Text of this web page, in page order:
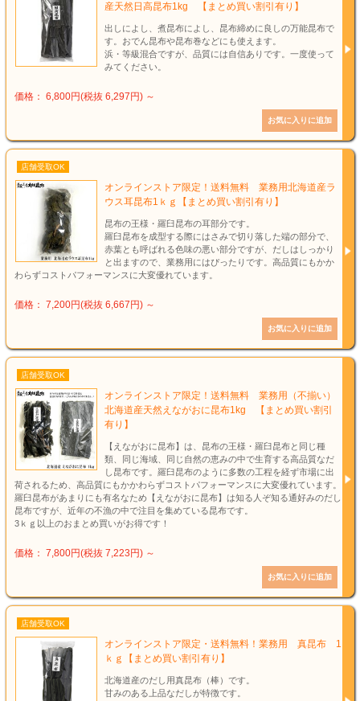
産天然日高昆布1kg 【まとめ買い割引有り】
出しによし、煮昆布によし、昆布締めに良しの万能昆布で
す。おでん昆布や昆布巻などにも使えます。
浜・等級混合ですが、品質には自信ありです。一度使って
みてください。
価格： 6,800円(税抜 6,297円) ～
店舗受取OK
オンラインストア限定！送料無料 業務用北海道産ラ
ウス耳昆布1ｋｇ【まとめ買い割引有り】
昆布の王様・羅臼昆布の耳部分です。
羅臼昆布を成型する際にはさみで切り落した端の部分で、
赤葉とも呼ばれる色味の悪い部分ですが、だしはしっかり
と出ますので、業務用にはぴったりです。高品質にもかか
わらずコストパフォーマンスに大変優れています。
価格： 7,200円(税抜 6,667円) ～
店舗受取OK
オンラインストア限定！送料無料 業務用（不揃い）
北海道産天然えながおに昆布1kg 【まとめ買い割引
有り】
【えながおに昆布】は、昆布の王様・羅臼昆布と同じ種
類、同じ海域、同じ自然の恵みの中で生育する高品質なだ
し昆布です。羅臼昆布のように多数の工程を経ず市場に出
荷されるため、高品質にもかかわらずコストパフォーマンスに大変優れています。
羅臼昆布があまりにも有名なため【えながおに昆布】は知る人ぞ知る通好みのだし
昆布ですが、近年の不漁の中で注目を集めている昆布です。
3ｋｇ以上のおまとめ買いがお得です！
価格： 7,800円(税抜 7,223円) ～
店舗受取OK
オンラインストア限定・送料無料！業務用 真昆布 1
ｋｇ【まとめ買い割引有り】
北海道産のだし用真昆布（棒）です。
甘みのある上品なだしが特徴です。